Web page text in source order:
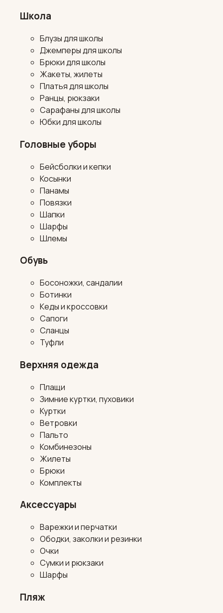
Школа
Блузы для школы
Джемперы для школы
Брюки для школы
Жакеты, жилеты
Платья для школы
Ранцы, рюкзаки
Сарафаны для школы
Юбки для школы
Головные уборы
Бейсболки и кепки
Косынки
Панамы
Повязки
Шапки
Шарфы
Шлемы
Обувь
Босоножки, сандалии
Ботинки
Кеды и кроссовки
Сапоги
Сланцы
Туфли
Верхняя одежда
Плащи
Зимние куртки, пуховики
Куртки
Ветровки
Пальто
Комбинезоны
Жилеты
Брюки
Комплекты
Аксессуары
Варежки и перчатки
Ободки, заколки и резинки
Очки
Сумки и рюкзаки
Шарфы
Пляж